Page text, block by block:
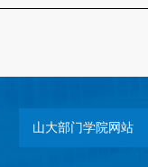
山大部门学院网站